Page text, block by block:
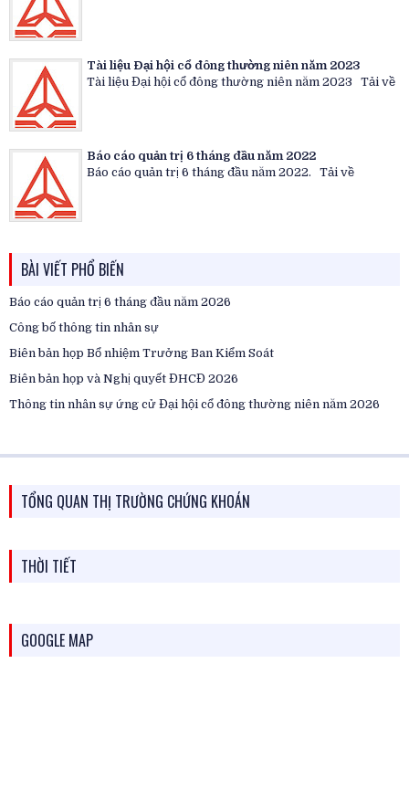
Tài liệu Đại hội cổ đông thường niên năm 2023
Tài liệu Đại hội cổ đông thường niên năm 2023 Tải về
Báo cáo quản trị 6 tháng đầu năm 2022
Báo cáo quản trị 6 tháng đầu năm 2022. Tải về
BÀI VIẾT PHỔ BIẾN
Báo cáo quản trị 6 tháng đầu năm 2026
Công bố thông tin nhân sự
Biên bản họp Bổ nhiệm Trưởng Ban Kiểm Soát
Biên bản họp và Nghị quyết ĐHCĐ 2026
Thông tin nhân sự ứng cử Đại hội cổ đông thường niên năm 2026
TỔNG QUAN THỊ TRƯỜNG CHỨNG KHOÁN
THỜI TIẾT
GOOGLE MAP